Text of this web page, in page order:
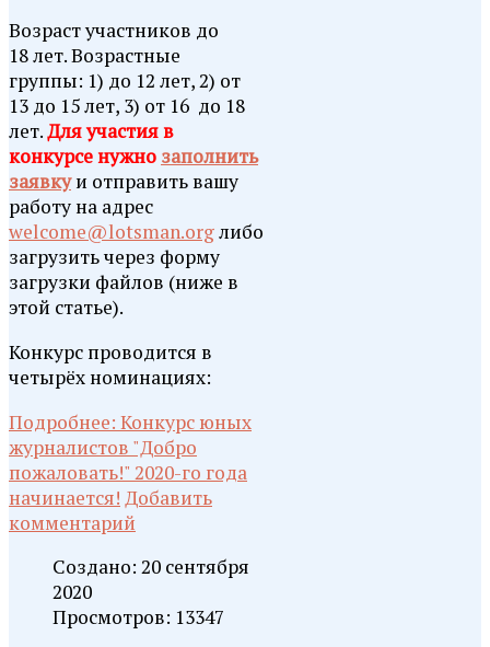
Возраст участников до
18 лет. Возрастные
группы: 1) до 12 лет, 2) от
13 до 15 лет, 3) от 16 до 18
лет.Для участия в
конкурсе нужно заполнить
заявкуи отправить вашу
работу на адрес
welcome@lotsman.orgлибо
загрузить через форму
загрузки файлов (ниже в
этой статье).
Конкурс проводится в
четырёх номинациях:
Подробнее: Конкурс юных
журналистов "Добро
пожаловать!" 2020-го года
начинается! Добавить
комментарий
Создано: 20 сентября
2020
Просмотров: 13347